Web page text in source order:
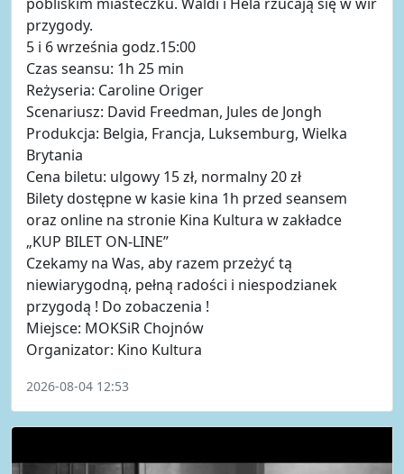
przygody.
5 i 6 września godz.15:00
Czas seansu: 1h 25 min
Reżyseria: Caroline Origer
Scenariusz: David Freedman, Jules de Jongh
Produkcja: Belgia, Francja, Luksemburg, Wielka
Brytania
Cena biletu: ulgowy 15 zł, normalny 20 zł
Bilety dostępne w kasie kina 1h przed seansem
oraz online na stronie Kina Kultura w zakładce
„KUP BILET ON-LINE”
Czekamy na Was, aby razem przeżyć tą
niewiarygodną, pełną radości i niespodzianek
przygodą ! Do zobaczenia !
Miejsce: MOKSiR Chojnów
Organizator: Kino Kultura
2026-08-04 12:53